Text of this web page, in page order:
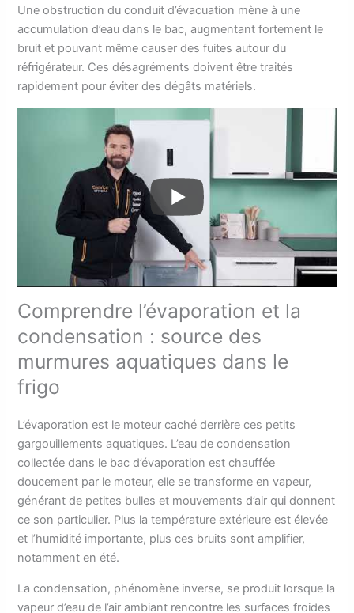
Une obstruction du conduit d’évacuation mène à une
accumulation d’eau dans le bac, augmentant fortement le
bruit et pouvant même causer des fuites autour du
réfrigérateur. Ces désagréments doivent être traités
rapidement pour éviter des dégâts matériels.
Comprendre l’évaporation et la
condensation : source des
murmures aquatiques dans le
frigo
L’évaporation est le moteur caché derrière ces petits
gargouillements aquatiques. L’eau de condensation
collectée dans le bac d’évaporation est chauffée
doucement par le moteur, elle se transforme en vapeur,
générant de petites bulles et mouvements d’air qui donnent
ce son particulier. Plus la température extérieure est élevée
et l’humidité importante, plus ces bruits sont amplifier,
notamment en été.
La condensation, phénomène inverse, se produit lorsque la
vapeur d’eau de l’air ambiant rencontre les surfaces froides